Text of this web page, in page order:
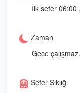
İlk sefer 06:00
Zaman
Gece çalışmaz.
Sefer Sıklığı